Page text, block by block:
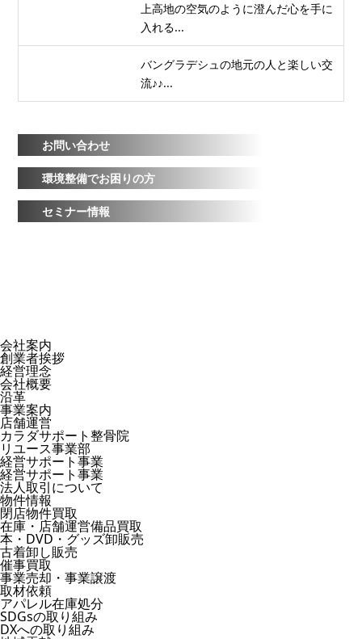
上高地の空気のように澄んだ心を手に
入れる...
バングラデシュの地元の人と楽しい交
流♪♪...
お問い合わせ
環境整備でお困りの方
セミナー情報
会社案内
創業者挨拶
経営理念
会社概要
沿革
事業案内
店舗運営
カラダサポート整骨院
リユース事業部
経営サポート事業
経営サポート事業
法人取引について
物件情報
閉店物件買取
在庫・店舗運営備品買取
本・DVD・グッズ卸販売
古着卸し販売
催事買取
事業売却・事業譲渡
取材依頼
アパレル在庫処分
SDGsの取り組み
DXへの取り組み